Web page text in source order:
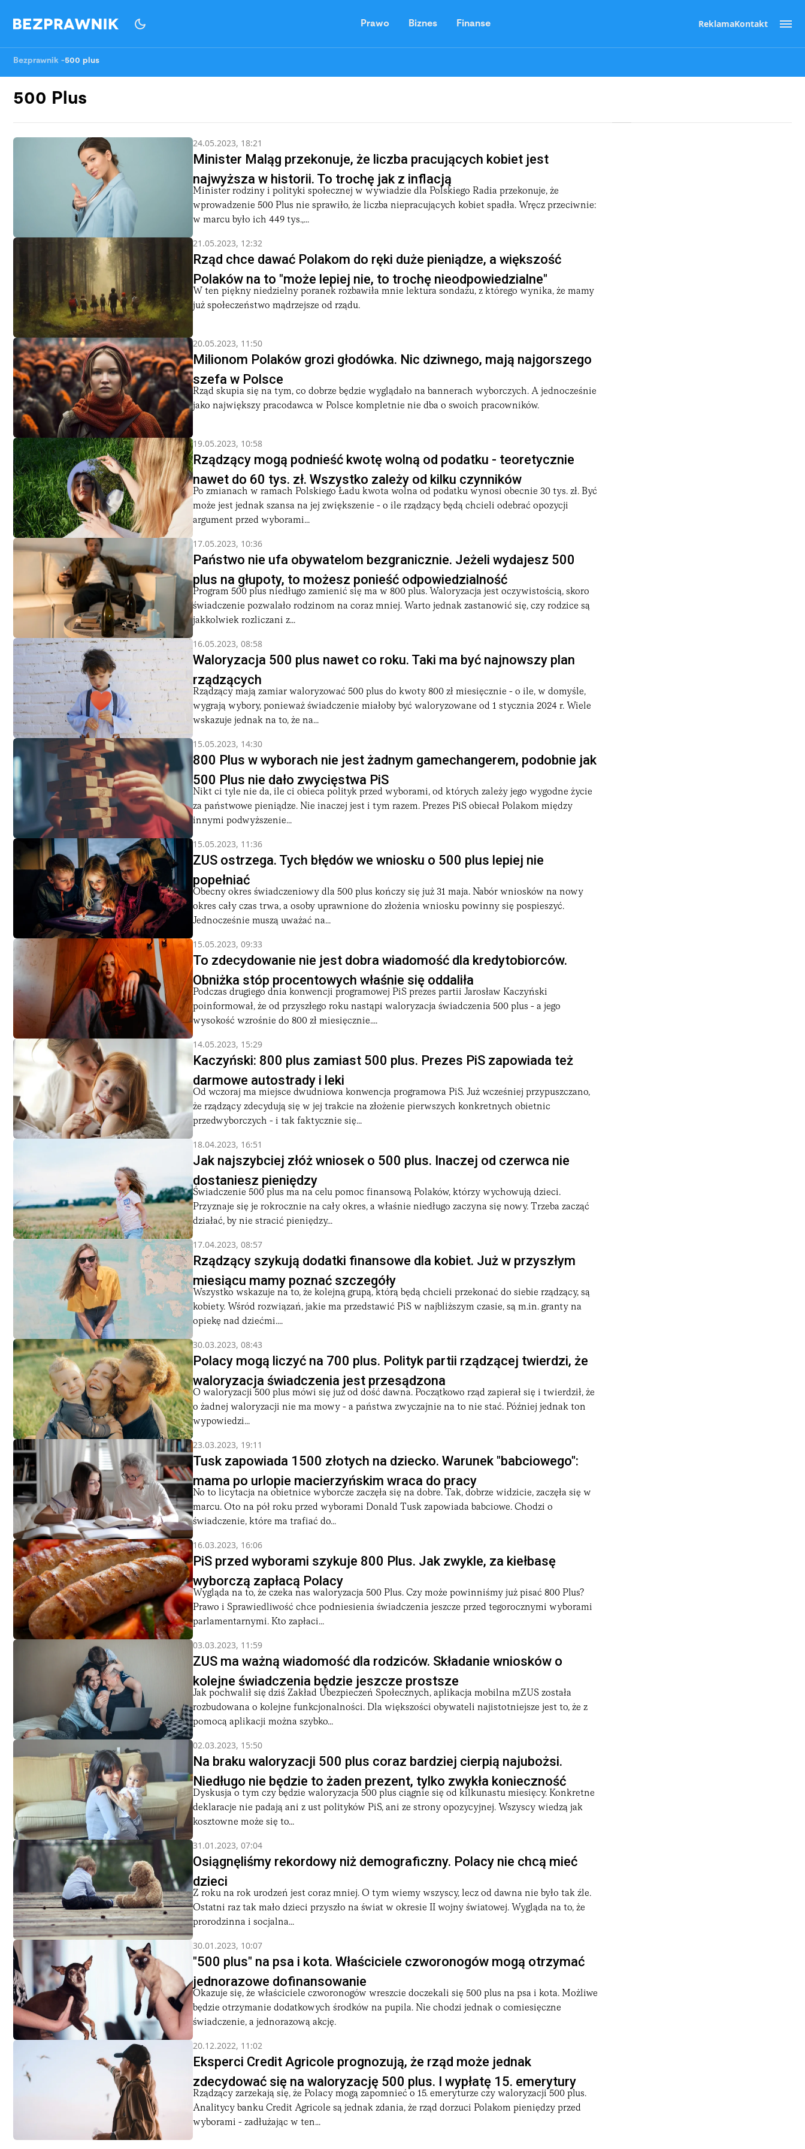
Prawo Biznes Finanse ReklamaKontakt
Bezprawnik -500 plus
500 Plus
24.05.2023, 18:21
Minister Maląg przekonuje, że liczba pracujących kobiet jest
najwyższa w historii. To trochę jak z inflacją
Minister rodziny i polityki społecznej w wywiadzie dla Polskiego Radia przekonuje, że
wprowadzenie 500 Plus nie sprawiło, że liczba niepracujących kobiet spadła. Wręcz przeciwnie:
w marcu było ich 449 tys.,...
21.05.2023, 12:32
Rząd chce dawać Polakom do ręki duże pieniądze, a większość
Polaków na to "może lepiej nie, to trochę nieodpowiedzialne"
W ten piękny niedzielny poranek rozbawiła mnie lektura sondażu, z którego wynika, że mamy
już społeczeństwo mądrzejsze od rządu.
20.05.2023, 11:50
Milionom Polaków grozi głodówka. Nic dziwnego, mają najgorszego
szefa w Polsce
Rząd skupia się na tym, co dobrze będzie wyglądało na bannerach wyborczych. A jednocześnie
jako największy pracodawca w Polsce kompletnie nie dba o swoich pracowników.
19.05.2023, 10:58
Rządzący mogą podnieść kwotę wolną od podatku - teoretycznie
nawet do 60 tys. zł. Wszystko zależy od kilku czynników
Po zmianach w ramach Polskiego Ładu kwota wolna od podatku wynosi obecnie 30 tys. zł. Być
może jest jednak szansa na jej zwiększenie - o ile rządzący będą chcieli odebrać opozycji
argument przed wyborami...
17.05.2023, 10:36
Państwo nie ufa obywatelom bezgranicznie. Jeżeli wydajesz 500
plus na głupoty, to możesz ponieść odpowiedzialność
Program 500 plus niedługo zamienić się ma w 800 plus. Waloryzacja jest oczywistością, skoro
świadczenie pozwalało rodzinom na coraz mniej. Warto jednak zastanowić się, czy rodzice są
jakkolwiek rozliczani z...
16.05.2023, 08:58
Waloryzacja 500 plus nawet co roku. Taki ma być najnowszy plan
rządzących
Rządzący mają zamiar waloryzować 500 plus do kwoty 800 zł miesięcznie - o ile, w domyśle,
wygrają wybory, ponieważ świadczenie miałoby być waloryzowane od 1 stycznia 2024 r. Wiele
wskazuje jednak na to, że na...
15.05.2023, 14:30
800 Plus w wyborach nie jest żadnym gamechangerem, podobnie jak
500 Plus nie dało zwycięstwa PiS
Nikt ci tyle nie da, ile ci obieca polityk przed wyborami, od których zależy jego wygodne życie
za państwowe pieniądze. Nie inaczej jest i tym razem. Prezes PiS obiecał Polakom między
innymi podwyższenie...
15.05.2023, 11:36
ZUS ostrzega. Tych błędów we wniosku o 500 plus lepiej nie
popełniać
Obecny okres świadczeniowy dla 500 plus kończy się już 31 maja. Nabór wniosków na nowy
okres cały czas trwa, a osoby uprawnione do złożenia wniosku powinny się pospieszyć.
Jednocześnie muszą uważać na...
15.05.2023, 09:33
To zdecydowanie nie jest dobra wiadomość dla kredytobiorców.
Obniżka stóp procentowych właśnie się oddaliła
Podczas drugiego dnia konwencji programowej PiS prezes partii Jarosław Kaczyński
poinformował, że od przyszłego roku nastąpi waloryzacja świadczenia 500 plus - a jego
wysokość wzrośnie do 800 zł miesięcznie....
14.05.2023, 15:29
Kaczyński: 800 plus zamiast 500 plus. Prezes PiS zapowiada też
darmowe autostrady i leki
Od wczoraj ma miejsce dwudniowa konwencja programowa PiS. Już wcześniej przypuszczano,
że rządzący zdecydują się w jej trakcie na złożenie pierwszych konkretnych obietnic
przedwyborczych - i tak faktycznie się...
18.04.2023, 16:51
Jak najszybciej złóż wniosek o 500 plus. Inaczej od czerwca nie
dostaniesz pieniędzy
Świadczenie 500 plus ma na celu pomoc finansową Polaków, którzy wychowują dzieci.
Przyznaje się je rokrocznie na cały okres, a właśnie niedługo zaczyna się nowy. Trzeba zacząć
działać, by nie stracić pieniędzy...
17.04.2023, 08:57
Rządzący szykują dodatki finansowe dla kobiet. Już w przyszłym
miesiącu mamy poznać szczegóły
Wszystko wskazuje na to, że kolejną grupą, którą będą chcieli przekonać do siebie rządzący, są
kobiety. Wśród rozwiązań, jakie ma przedstawić PiS w najbliższym czasie, są m.in. granty na
opiekę nad dziećmi....
30.03.2023, 08:43
Polacy mogą liczyć na 700 plus. Polityk partii rządzącej twierdzi, że
waloryzacja świadczenia jest przesądzona
O waloryzacji 500 plus mówi się już od dość dawna. Początkowo rząd zapierał się i twierdził, że
o żadnej waloryzacji nie ma mowy - a państwa zwyczajnie na to nie stać. Później jednak ton
wypowiedzi...
23.03.2023, 19:11
Tusk zapowiada 1500 złotych na dziecko. Warunek "babciowego":
mama po urlopie macierzyńskim wraca do pracy
No to licytacja na obietnice wyborcze zaczęła się na dobre. Tak, dobrze widzicie, zaczęła się w
marcu. Oto na pół roku przed wyborami Donald Tusk zapowiada babciowe. Chodzi o
świadczenie, które ma trafiać do...
16.03.2023, 16:06
PiS przed wyborami szykuje 800 Plus. Jak zwykle, za kiełbasę
wyborczą zapłacą Polacy
Wygląda na to, że czeka nas waloryzacja 500 Plus. Czy może powinniśmy już pisać 800 Plus?
Prawo i Sprawiedliwość chce podniesienia świadczenia jeszcze przed tegorocznymi wyborami
parlamentarnymi. Kto zapłaci...
03.03.2023, 11:59
ZUS ma ważną wiadomość dla rodziców. Składanie wniosków o
kolejne świadczenia będzie jeszcze prostsze
Jak pochwalił się dziś Zakład Ubezpieczeń Społecznych, aplikacja mobilna mZUS została
rozbudowana o kolejne funkcjonalności. Dla większości obywateli najistotniejsze jest to, że z
pomocą aplikacji można szybko...
02.03.2023, 15:50
Na braku waloryzacji 500 plus coraz bardziej cierpią najubożsi.
Niedługo nie będzie to żaden prezent, tylko zwykła konieczność
Dyskusja o tym czy będzie waloryzacja 500 plus ciągnie się od kilkunastu miesięcy. Konkretne
deklaracje nie padają ani z ust polityków PiS, ani ze strony opozycyjnej. Wszyscy wiedzą jak
kosztowne może się to...
31.01.2023, 07:04
Osiągnęliśmy rekordowy niż demograficzny. Polacy nie chcą mieć
dzieci
Z roku na rok urodzeń jest coraz mniej. O tym wiemy wszyscy, lecz od dawna nie było tak źle.
Ostatni raz tak mało dzieci przyszło na świat w okresie II wojny światowej. Wygląda na to, że
prorodzinna i socjalna...
30.01.2023, 10:07
"500 plus" na psa i kota. Właściciele czworonogów mogą otrzymać
jednorazowe dofinansowanie
Okazuje się, że właściciele czworonogów wreszcie doczekali się 500 plus na psa i kota. Możliwe
będzie otrzymanie dodatkowych środków na pupila. Nie chodzi jednak o comiesięczne
świadczenie, a jednorazową akcję.
20.12.2022, 11:02
Eksperci Credit Agricole prognozują, że rząd może jednak
zdecydować się na waloryzację 500 plus. I wypłatę 15. emerytury
Rządzący zarzekają się, że Polacy mogą zapomnieć o 15. emeryturze czy waloryzacji 500 plus.
Analitycy banku Credit Agricole są jednak zdania, że rząd dorzuci Polakom pieniędzy przed
wyborami - zadłużając w ten...